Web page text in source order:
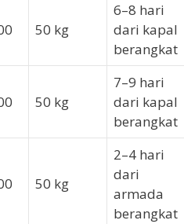
50 kg
6–8 hari
dari kapal
berangkat
50 kg
7–9 hari
dari kapal
berangkat
50 kg
2–4 hari
dari
armada
berangkat